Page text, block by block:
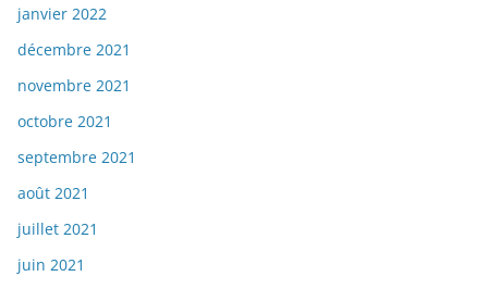
janvier 2022
décembre 2021
novembre 2021
octobre 2021
septembre 2021
août 2021
juillet 2021
juin 2021